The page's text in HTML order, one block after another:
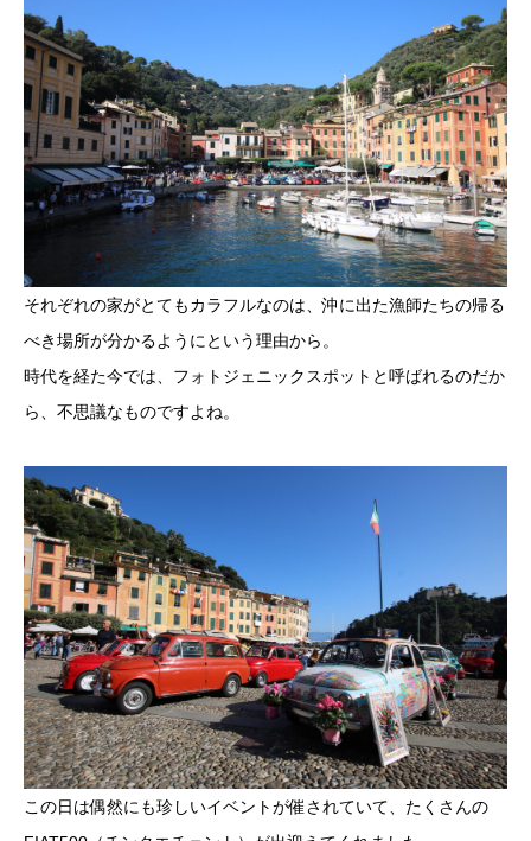
それぞれの家がとてもカラフルなのは、沖に出た漁師たちの帰る
べき場所が分かるようにという理由から。
時代を経た今では、フォトジェニックスポットと呼ばれるのだか
ら、不思議なものですよね。
この日は偶然にも珍しいイベントが催されていて、たくさんの